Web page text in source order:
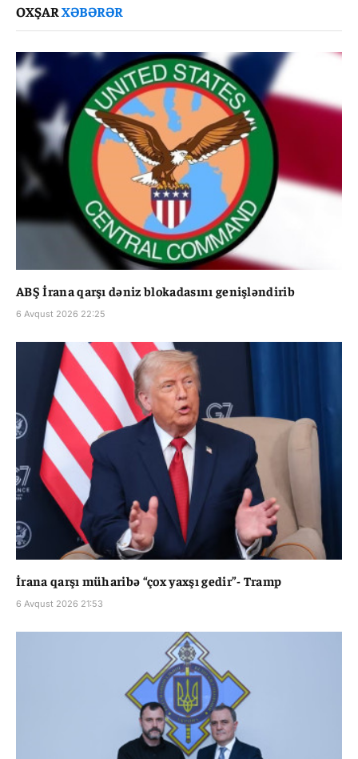
OXŞARXƏBƏRƏR
ABŞ İrana qarşı dəniz blokadasını genişləndirib
6 Avqust 2026 22:25
İrana qarşı müharibə “çox yaxşı gedir”- Tramp
6 Avqust 2026 21:53